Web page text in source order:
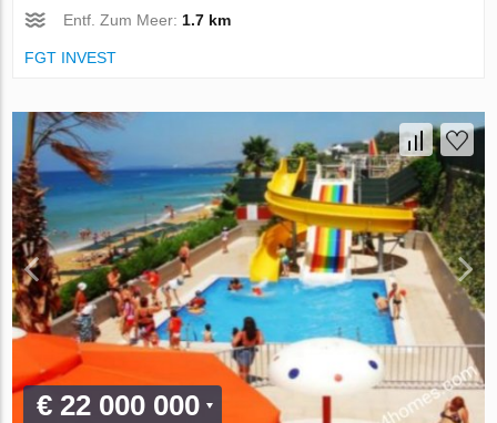
Entf. Zum Meer: 1.7 km
FGT INVEST
€ 22 000 000